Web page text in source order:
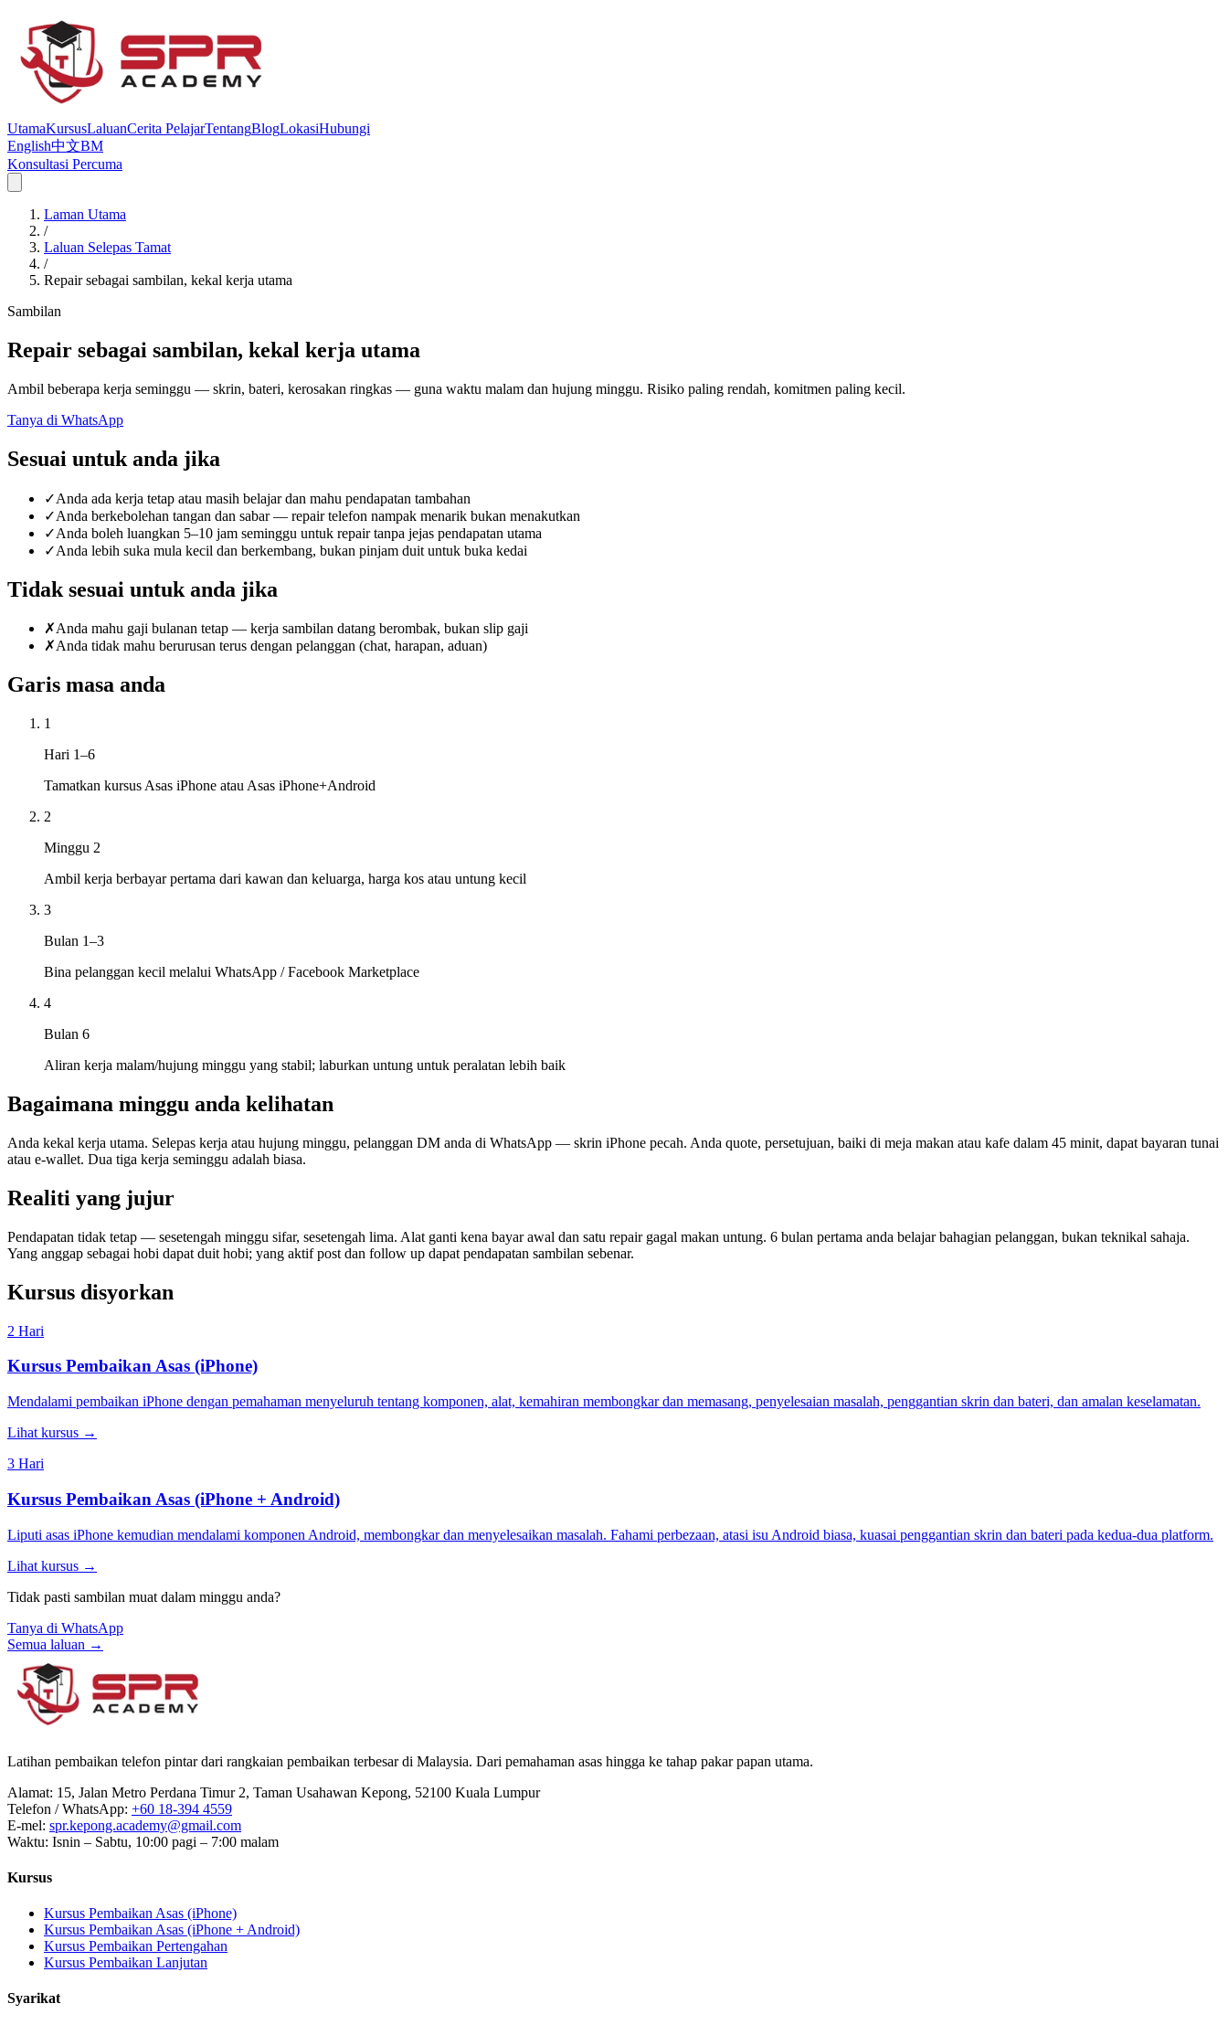
UtamaKursusLaluanCerita PelajarTentangBlogLokasiHubungi
English中文BM
Konsultasi Percuma
Laman Utama
/
Laluan Selepas Tamat
/
Repair sebagai sambilan, kekal kerja utama
Sambilan
Repair sebagai sambilan, kekal kerja utama
Ambil beberapa kerja seminggu — skrin, bateri, kerosakan ringkas — guna waktu malam dan hujung minggu. Risiko paling rendah, komitmen paling kecil.
Tanya di WhatsApp
Sesuai untuk anda jika
✓Anda ada kerja tetap atau masih belajar dan mahu pendapatan tambahan
✓Anda berkebolehan tangan dan sabar — repair telefon nampak menarik bukan menakutkan
✓Anda boleh luangkan 5–10 jam seminggu untuk repair tanpa jejas pendapatan utama
✓Anda lebih suka mula kecil dan berkembang, bukan pinjam duit untuk buka kedai
Tidak sesuai untuk anda jika
✗Anda mahu gaji bulanan tetap — kerja sambilan datang berombak, bukan slip gaji
✗Anda tidak mahu berurusan terus dengan pelanggan (chat, harapan, aduan)
Garis masa anda
1
Hari 1–6
Tamatkan kursus Asas iPhone atau Asas iPhone+Android
2
Minggu 2
Ambil kerja berbayar pertama dari kawan dan keluarga, harga kos atau untung kecil
3
Bulan 1–3
Bina pelanggan kecil melalui WhatsApp / Facebook Marketplace
4
Bulan 6
Aliran kerja malam/hujung minggu yang stabil; laburkan untung untuk peralatan lebih baik
Bagaimana minggu anda kelihatan
Anda kekal kerja utama. Selepas kerja atau hujung minggu, pelanggan DM anda di WhatsApp — skrin iPhone pecah. Anda quote, persetujuan, baiki di meja makan atau kafe dalam 45 minit, dapat bayaran tunai
atau e-wallet. Dua tiga kerja seminggu adalah biasa.
Realiti yang jujur
Pendapatan tidak tetap — sesetengah minggu sifar, sesetengah lima. Alat ganti kena bayar awal dan satu repair gagal makan untung. 6 bulan pertama anda belajar bahagian pelanggan, bukan teknikal sahaja.
Yang anggap sebagai hobi dapat duit hobi; yang aktif post dan follow up dapat pendapatan sambilan sebenar.
Kursus disyorkan
2 Hari
Kursus Pembaikan Asas (iPhone)
Mendalami pembaikan iPhone dengan pemahaman menyeluruh tentang komponen, alat, kemahiran membongkar dan memasang, penyelesaian masalah, penggantian skrin dan bateri, dan amalan keselamatan.
Lihat kursus →
3 Hari
Kursus Pembaikan Asas (iPhone + Android)
Liputi asas iPhone kemudian mendalami komponen Android, membongkar dan menyelesaikan masalah. Fahami perbezaan, atasi isu Android biasa, kuasai penggantian skrin dan bateri pada kedua-dua platform.
Lihat kursus →
Tidak pasti sambilan muat dalam minggu anda?
Tanya di WhatsApp
Semua laluan →
Latihan pembaikan telefon pintar dari rangkaian pembaikan terbesar di Malaysia. Dari pemahaman asas hingga ke tahap pakar papan utama.
Alamat: 15, Jalan Metro Perdana Timur 2, Taman Usahawan Kepong, 52100 Kuala Lumpur
Telefon / WhatsApp: +60 18-394 4559
E-mel: spr.kepong.academy@gmail.com
Waktu: Isnin – Sabtu, 10:00 pagi – 7:00 malam
Kursus
Kursus Pembaikan Asas (iPhone)
Kursus Pembaikan Asas (iPhone + Android)
Kursus Pembaikan Pertengahan
Kursus Pembaikan Lanjutan
Syarikat